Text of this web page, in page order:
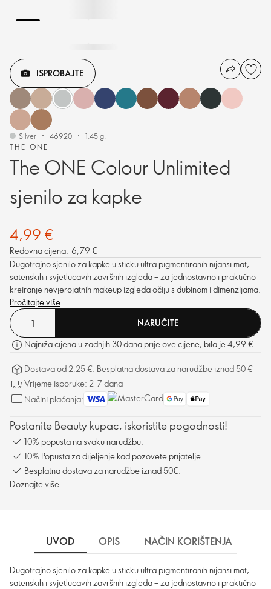
THE ONE
The ONE Colour Unlimited
sjenilo za kapke
ISPROBAJTE
Silver 46920 1.45 g.
4,99 €
Redovna cijena: 6,79 €
Dugotrajno sjenilo za kapke u sticku ultra pigmentiranih nijansi mat,
satenskih i svjetlucavih završnih izgleda – za jednostavno i praktično
kreiranje nevjerojatnih makeup izgleda očiju s dubinom i dimenzijama.
Pročitajte više
NARUČITE
Najniža cijena u zadnjih 30 dana prije ove cijene, bila je 4,99 €
Dostava od 2,25 €. Besplatna dostava za narudžbe iznad 50 €
Vrijeme isporuke: 2-7 dana
Načini plaćanja:
Postanite Beauty kupac, iskoristite pogodnosti!
10% popusta na svaku narudžbu.
10% Popusta za dijeljenje kad pozovete prijatelje.
Besplatna dostava za narudžbe iznad 50€.
Doznajte više
UVOD OPIS NAČIN KORIŠTENJA
Dugotrajno sjenilo za kapke u sticku ultra pigmentiranih nijansi mat,
satenskih i svjetlucavih završnih izgleda – za jednostavno i praktično